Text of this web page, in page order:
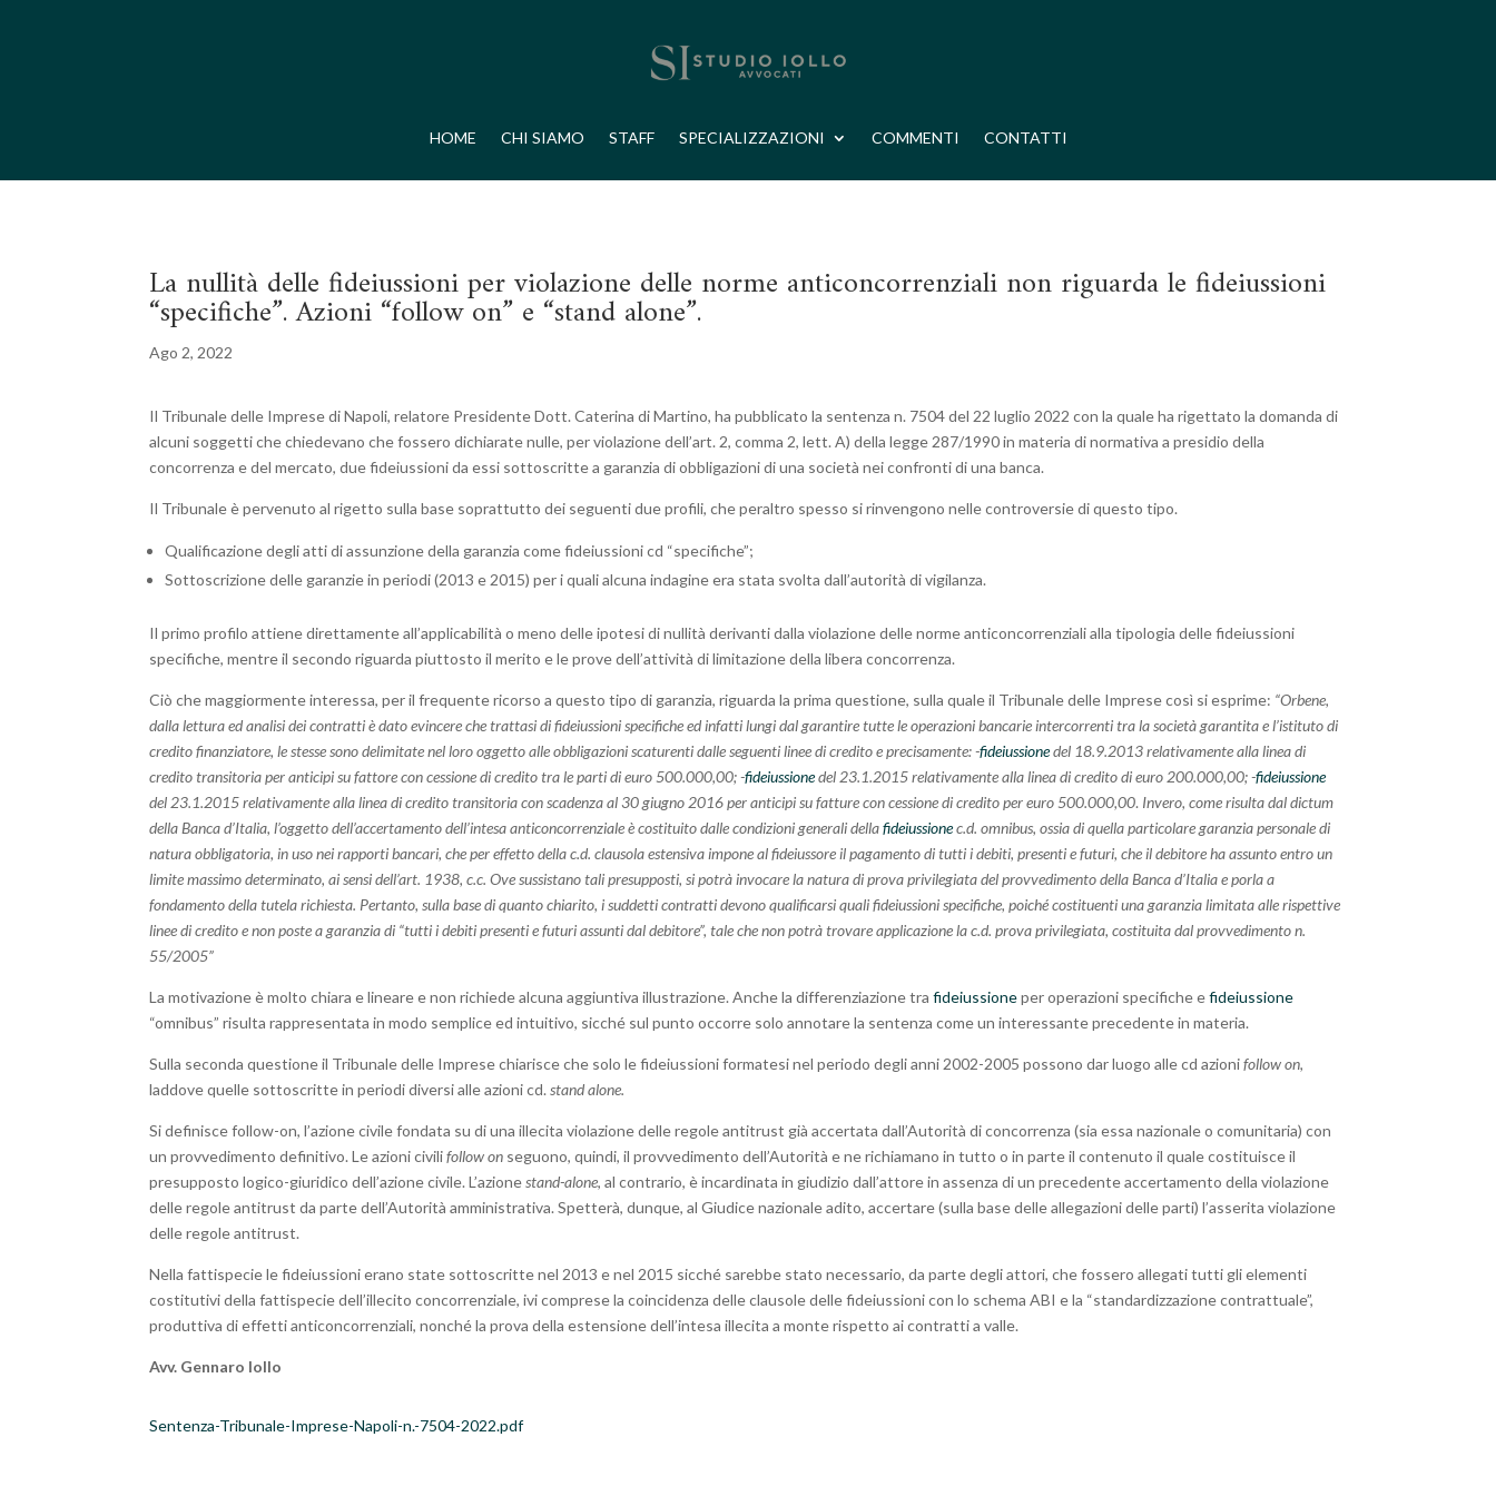
HOME CHI SIAMO STAFF SPECIALIZZAZIONI COMMENTI CONTATTI
La nullità delle fideiussioni per violazione delle norme anticoncorrenziali non riguarda le fideiussioni
“specifiche”. Azioni “follow on” e “stand alone”.
Ago 2, 2022
Il Tribunale delle Imprese di Napoli, relatore Presidente Dott. Caterina di Martino, ha pubblicato la sentenza n. 7504 del 22 luglio 2022 con la quale ha rigettato la domanda di
alcuni soggetti che chiedevano che fossero dichiarate nulle, per violazione dell’art. 2, comma 2, lett. A) della legge 287/1990 in materia di normativa a presidio della
concorrenza e del mercato, due fideiussioni da essi sottoscritte a garanzia di obbligazioni di una società nei confronti di una banca.
Il Tribunale è pervenuto al rigetto sulla base soprattutto dei seguenti due profili, che peraltro spesso si rinvengono nelle controversie di questo tipo.
Qualificazione degli atti di assunzione della garanzia come fideiussioni cd “specifiche”;
Sottoscrizione delle garanzie in periodi (2013 e 2015) per i quali alcuna indagine era stata svolta dall’autorità di vigilanza.
Il primo profilo attiene direttamente all’applicabilità o meno delle ipotesi di nullità derivanti dalla violazione delle norme anticoncorrenziali alla tipologia delle fideiussioni
specifiche, mentre il secondo riguarda piuttosto il merito e le prove dell’attività di limitazione della libera concorrenza.
Ciò che maggiormente interessa, per il frequente ricorso a questo tipo di garanzia, riguarda la prima questione, sulla quale il Tribunale delle Imprese così si esprime: “Orbene,
dalla lettura ed analisi dei contratti è dato evincere che trattasi di fideiussioni specifiche ed infatti lungi dal garantire tutte le operazioni bancarie intercorrenti tra la società garantita e l’istituto di
credito finanziatore, le stesse sono delimitate nel loro oggetto alle obbligazioni scaturenti dalle seguenti linee di credito e precisamente: -fideiussionedel 18.9.2013 relativamente alla linea di
credito transitoria per anticipi su fattore con cessione di credito tra le parti di euro 500.000,00; -fideiussionedel 23.1.2015 relativamente alla linea di credito di euro 200.000,00; -fideiussione
del 23.1.2015 relativamente alla linea di credito transitoria con scadenza al 30 giugno 2016 per anticipi su fatture con cessione di credito per euro 500.000,00. Invero, come risulta dal dictum
della Banca d’Italia, l’oggetto dell’accertamento dell’intesa anticoncorrenziale è costituito dalle condizioni generali dellafideiussionec.d. omnibus, ossia di quella particolare garanzia personale di
natura obbligatoria, in uso nei rapporti bancari, che per effetto della c.d. clausola estensiva impone al fideiussore il pagamento di tutti i debiti, presenti e futuri, che il debitore ha assunto entro un
limite massimo determinato, ai sensi dell’art. 1938, c.c. Ove sussistano tali presupposti, si potrà invocare la natura di prova privilegiata del provvedimento della Banca d’Italia e porla a
fondamento della tutela richiesta. Pertanto, sulla base di quanto chiarito, i suddetti contratti devono qualificarsi quali fideiussioni specifiche, poiché costituenti una garanzia limitata alle rispettive
linee di credito e non poste a garanzia di “tutti i debiti presenti e futuri assunti dal debitore”, tale che non potrà trovare applicazione la c.d. prova privilegiata, costituita dal provvedimento n.
55/2005”
La motivazione è molto chiara e lineare e non richiede alcuna aggiuntiva illustrazione. Anche la differenziazione trafideiussioneper operazioni specifiche efideiussione
“omnibus” risulta rappresentata in modo semplice ed intuitivo, sicché sul punto occorre solo annotare la sentenza come un interessante precedente in materia.
Sulla seconda questione il Tribunale delle Imprese chiarisce che solo le fideiussioni formatesi nel periodo degli anni 2002-2005 possono dar luogo alle cd azionifollow on,
laddove quelle sottoscritte in periodi diversi alle azioni cd.stand alone.
Si definisce follow-on, l’azione civile fondata su di una illecita violazione delle regole antitrust già accertata dall’Autorità di concorrenza (sia essa nazionale o comunitaria) con
un provvedimento definitivo. Le azioni civilifollow on seguono, quindi, il provvedimento dell’Autorità e ne richiamano in tutto o in parte il contenuto il quale costituisce il
presupposto logico-giuridico dell’azione civile. L’azionestand-alone, al contrario, è incardinata in giudizio dall’attore in assenza di un precedente accertamento della violazione
delle regole antitrust da parte dell’Autorità amministrativa. Spetterà, dunque, al Giudice nazionale adito, accertare (sulla base delle allegazioni delle parti) l’asserita violazione
delle regole antitrust.
Nella fattispecie le fideiussioni erano state sottoscritte nel 2013 e nel 2015 sicché sarebbe stato necessario, da parte degli attori, che fossero allegati tutti gli elementi
costitutivi della fattispecie dell’illecito concorrenziale, ivi comprese la coincidenza delle clausole delle fideiussioni con lo schema ABI e la “standardizzazione contrattuale”,
produttiva di effetti anticoncorrenziali, nonché la prova della estensione dell’intesa illecita a monte rispetto ai contratti a valle.
Avv. Gennaro Iollo
Sentenza-Tribunale-Imprese-Napoli-n.-7504-2022.pdf